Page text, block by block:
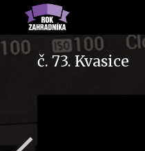
č. 73. Kvasice